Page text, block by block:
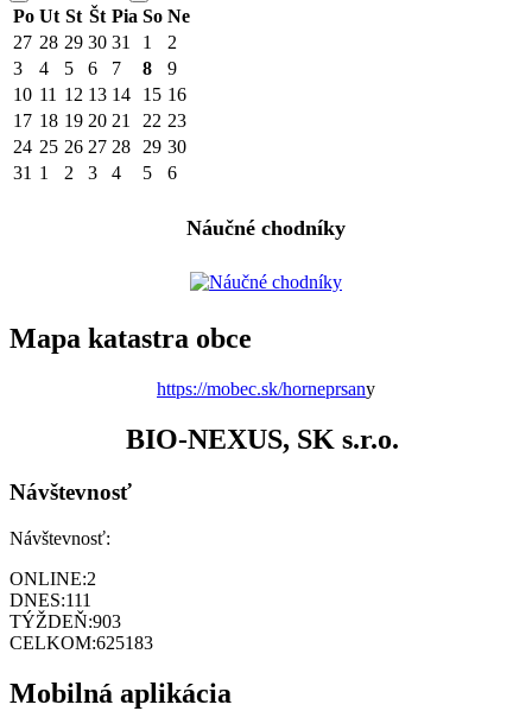
Po Ut St Št Pia So Ne
27 28 29 30 31 1
2
3
4 5 6 7 8
9
10 11 12 13 14 15 16
17 18 19 20 21 22 23
24 25 26 27 28 29 30
31 1 2 3 4 5 6
Náučné chodníky
Mapa katastra obce
https://mobec.sk/horneprsany
BIO-NEXUS, SK s.r.o.
Návštevnosť
Návštevnosť:
ONLINE:2
DNES:111
TÝŽDEŇ:903
CELKOM:625183
Mobilná aplikácia